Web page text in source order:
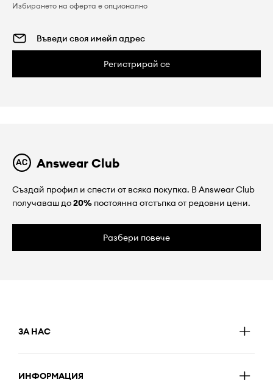
Избирането на оферта е опционално
Регистрирай се
Answear Club
Създай профил и спести от всяка покупка. В Answear Club
получаваш до20% постоянна отстъпка от редовни цени.
Разбери повече
ЗА НАС
ИНФОРМАЦИЯ